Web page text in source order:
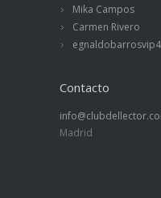
Mika Campos
Carmen Rivero
Contacto
Madrid